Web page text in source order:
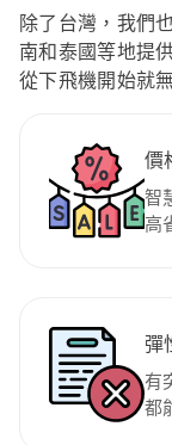
除了台灣，我們
南和泰國等地提
從下飛機開始就
價
智
高
彈
有
都